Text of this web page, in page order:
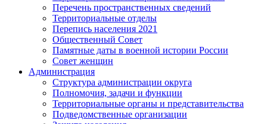
Перечень пространственных сведений
Территориальные отделы
Перепись населения 2021
Общественный Совет
Памятные даты в военной истории России
Совет женщин
Администрация
Структура администрации округа
Полномочия, задачи и функции
Территориальные органы и представительства
Подведомственные организации